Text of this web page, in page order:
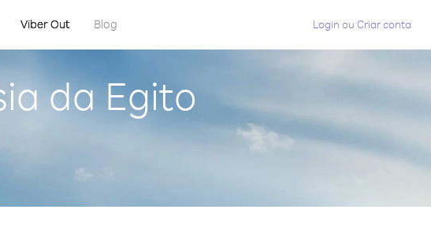
Viber Out Blog Login ou Criar conta
da Egito